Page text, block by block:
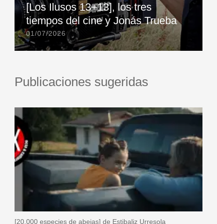
[Los Ilusos 13+13], los tres
tiempos del cine y Jonás Trueba
01/07/2026
Publicaciones sugeridas
[20.000 especies de abejas] de Estibaliz Urresola